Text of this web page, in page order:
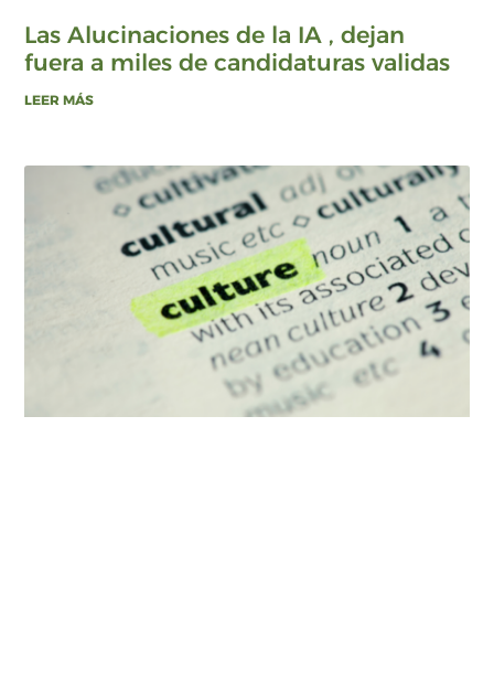
Las Alucinaciones de la IA , dejan
fuera a miles de candidaturas validas
LEER MÁS